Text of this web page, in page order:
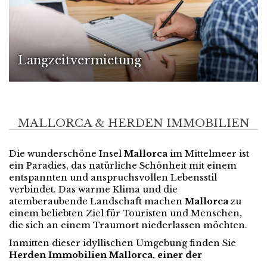
Langzeitvermietung
MALLORCA & HERDEN IMMOBILIEN
Die wunderschöne Insel Mallorca im Mittelmeer ist
ein Paradies, das natürliche Schönheit mit einem
entspannten und anspruchsvollen Lebensstil
verbindet. Das warme Klima und die
atemberaubende Landschaft machen Mallorca zu
einem beliebten Ziel für Touristen und Menschen,
die sich an einem Traumort niederlassen möchten.
Inmitten dieser idyllischen Umgebung finden Sie
Herden Immobilien Mallorca, einer der